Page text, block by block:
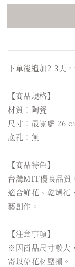
下單後追加2-3天
【商品規格】
材質：陶瓷
尺寸：最寬處 26
底孔：無
【商品特色】
台灣MIT優良品質
適合鮮花、乾燥花
藝創作。
【注意事項】
※因商品尺寸較大
寄以免花材壓損。